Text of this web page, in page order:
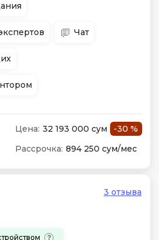
Чат
Цена: 32 193 000 сум
-30 %
Рассрочка: 894 250 сум/мес
3 отзыва